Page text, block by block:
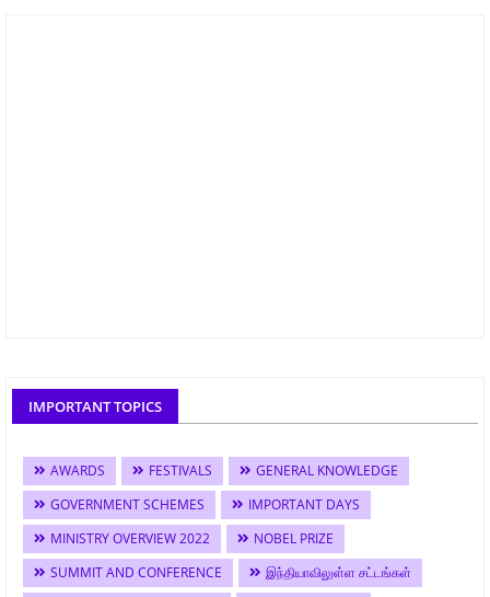
IMPORTANT TOPICS
AWARDS FESTIVALS
GENERAL KNOWLEDGE
GOVERNMENT SCHEMES
IMPORTANT DAYS
MINISTRY OVERVIEW 2022
NOBEL PRIZE
SUMMIT AND CONFERENCE
இந்தியாவிலுள்ள சட்டங்கள்